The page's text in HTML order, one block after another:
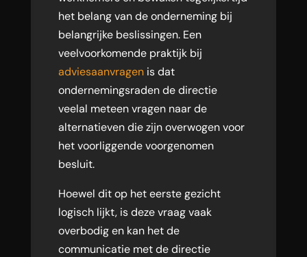
het belang van de onderneming bij
belangrijke beslissingen. Een
veelvoorkomende praktijk bij
adviesaanvragenis dat
ondernemingsraden de directie
veelal meteen vragen naar de
alternatieven die zijn overwogen voor
het voorliggende voorgenomen
besluit.
Hoewel dit op het eerste gezicht
logisch lijkt, is deze vraag vaak
overbodig en kan het de
communicatie met de directie